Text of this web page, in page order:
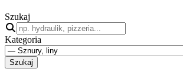
Szukaj
Kategoria
Szukaj